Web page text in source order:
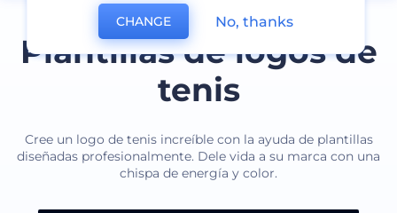
Plantillas de logos de
tenis
Cree un logo de tenis increíble con la ayuda de plantillas
diseñadas profesionalmente. Dele vida a su marca con una
chispa de energía y color.
CHANGE No, thanks